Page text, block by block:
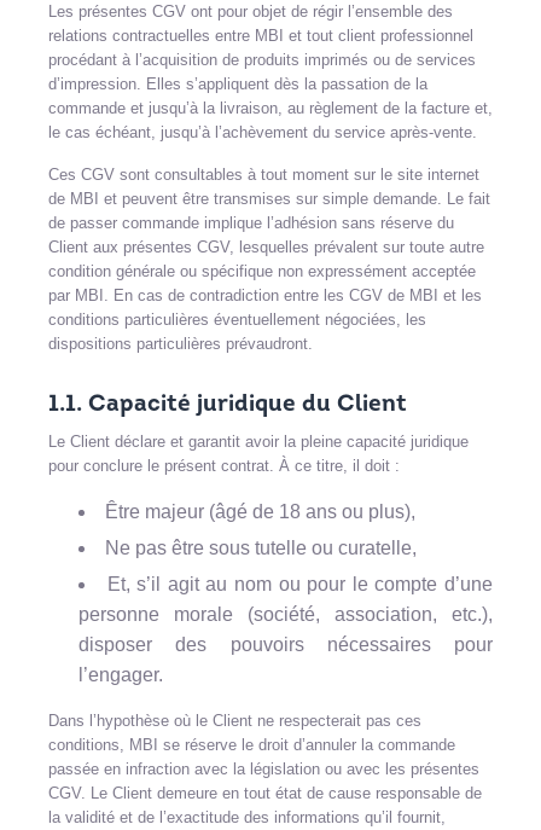
Les présentes CGV ont pour objet de régir l’ensemble des
relations contractuelles entre MBI et tout client professionnel
procédant à l’acquisition de produits imprimés ou de services
d’impression. Elles s’appliquent dès la passation de la
commande et jusqu’à la livraison, au règlement de la facture et,
le cas échéant, jusqu’à l’achèvement du service après-vente.
Ces CGV sont consultables à tout moment sur le site internet
de MBI et peuvent être transmises sur simple demande. Le fait
de passer commande implique l’adhésion sans réserve du
Client aux présentes CGV, lesquelles prévalent sur toute autre
condition générale ou spécifique non expressément acceptée
par MBI. En cas de contradiction entre les CGV de MBI et les
conditions particulières éventuellement négociées, les
dispositions particulières prévaudront.
1.1. Capacité juridique du Client
Le Client déclare et garantit avoir la pleine capacité juridique
pour conclure le présent contrat. À ce titre, il doit :
Être majeur (âgé de 18 ans ou plus),
Ne pas être sous tutelle ou curatelle,
Et, s’il agit au nom ou pour le compte d’une
personne morale (société, association, etc.),
disposer des pouvoirs nécessaires pour
l’engager.
Dans l’hypothèse où le Client ne respecterait pas ces
conditions, MBI se réserve le droit d’annuler la commande
passée en infraction avec la législation ou avec les présentes
CGV. Le Client demeure en tout état de cause responsable de
la validité et de l’exactitude des informations qu’il fournit,